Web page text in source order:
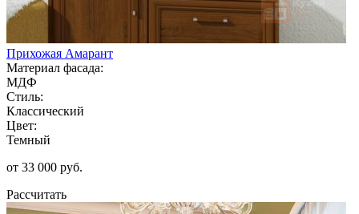
Прихожая Амарант
Материал фасада:
МДФ
Стиль:
Классический
Цвет:
Темный
от 33 000 руб.
Рассчитать